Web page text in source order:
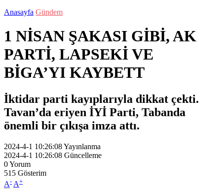
Anasayfa Gündem
1 NİSAN ŞAKASI GİBİ, AK
PARTİ, LAPSEKİ VE
BİGA’YI KAYBETT
İktidar parti kayıplarıyla dikkat çekti.
Tavan’da eriyen İYİ Parti, Tabanda
önemli bir çıkışa imza attı.
2024-4-1 10:26:08Yayınlanma
2024-4-1 10:26:08 Güncelleme
0Yorum
515 Gösterim
A- A+